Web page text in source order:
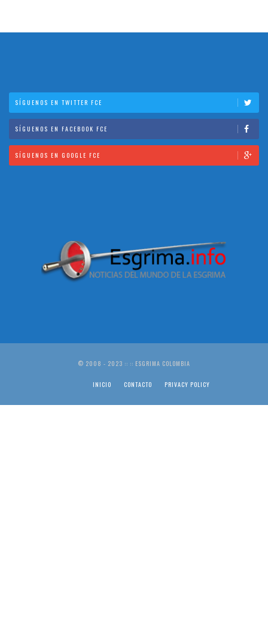
SÍGUENOS EN TWITTER FCE
SÍGUENOS EN FACEBOOK FCE
SÍGUENOS EN GOOGLE FCE
© 2008 - 2023 :: :: ESGRIMA COLOMBIA
INICIO CONTACTO PRIVACY POLICY